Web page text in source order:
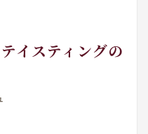
イスティングの